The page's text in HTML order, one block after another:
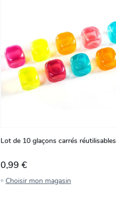
Lot de 10 glaçons carrés réutilisables
0,99 €
Choisir mon magasin